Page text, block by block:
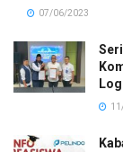
07/06/2023